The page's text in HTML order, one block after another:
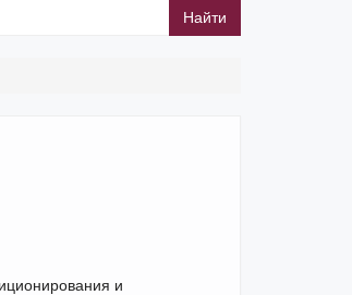
Найти
и